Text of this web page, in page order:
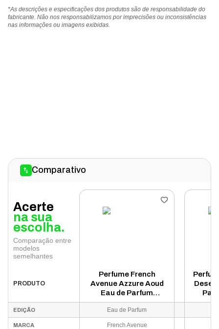
*As descrições e especificações dos produtos são de responsabilidade do
fabricante. Não nos responsabilizamos por imprecisões ou inconsistências
nas informações ou imagens exibidas.
Comparativo
Acerte
na sua
escolha.
Comparação entre
modelos
semelhantes
PRODUTO
Perfume French
Avenue Azzure Aoud
Eau de Parfum
Masculino 100ml
EDIÇÃO Eau de Parfum
MARCA French Avenue